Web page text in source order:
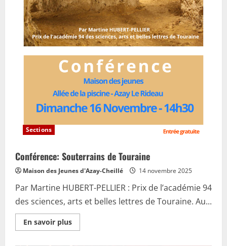
Sections
Conférence: Souterrains de Touraine
Maison des Jeunes d'Azay-Cheillé 14 novembre 2025
Par Martine HUBERT-PELLIER : Prix de l’académie 94
des sciences, arts et belles lettres de Touraine. Au...
En savoir plusEn
savoir